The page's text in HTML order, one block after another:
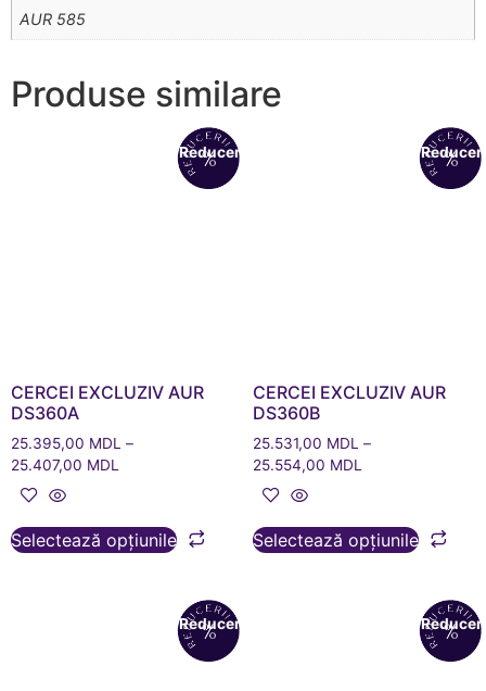
AUR 585
Produse similare
Reduceri!
CERCEI EXCLUZIV AUR
DS360A
25.395,00 MDL –
25.407,00 MDL
Selectează opțiunile
CERCEI EXCLUZIV AUR
DS360B
25.531,00 MDL –
25.554,00 MDL
Selectează opțiunile
Reduceri!